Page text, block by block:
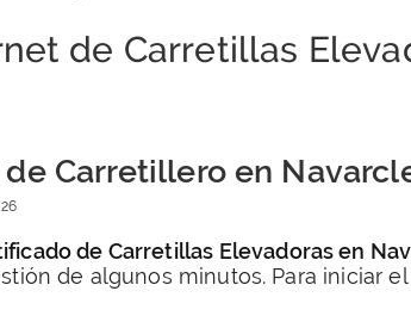
de Carretillas
Carretillero en
de Carretillas Elevadoras en
de algunos minutos. Para iniciar